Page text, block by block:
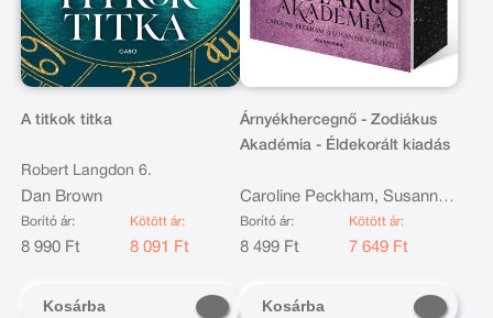
A titkok titka
Robert Langdon 6.
Dan Brown
Borító ár:
8 990 Ft
Kötött ár:
8 091 Ft
Kosárba
Árnyékhercegnő - Zodiákus
Akadémia - Éldekorált kiadás
Caroline Peckham, Susanne
Valenti
Borító ár:
8 499 Ft
Kötött ár:
7 649 Ft
Kosárba